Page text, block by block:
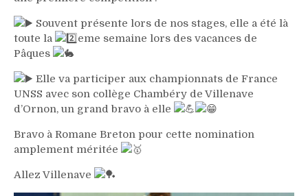
Souvent présente lors de nos stages, elle a été là
toute la
eme semaine lors des vacances de
Pâques
Elle va participer aux championnats de France
UNSS avec son collège Chambéry de Villenave
d’Ornon, un grand bravo à elle
Bravo à Romane Breton pour cette nomination
amplement méritée
Allez Villenave